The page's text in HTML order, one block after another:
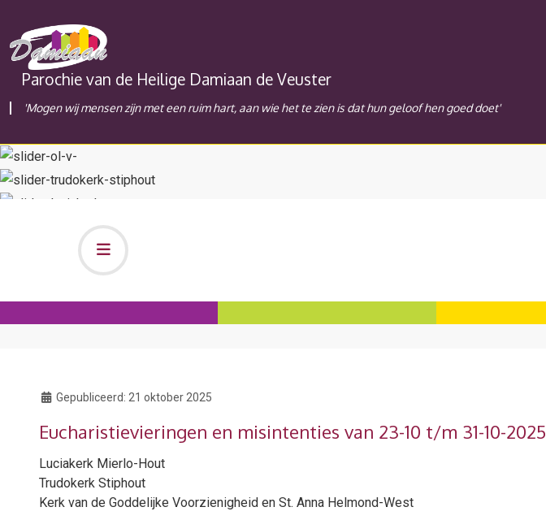
Parochie van de Heilige Damiaan de Veuster
'Mogen wij mensen zijn met een ruim hart, aan wie het te zien is dat hun geloof hen goed doet'
Gepubliceerd: 21 oktober 2025
Eucharistievieringen en misintenties van 23-10 t/m 31-10-2025
Luciakerk Mierlo-Hout
Trudokerk Stiphout
Kerk van de Goddelijke Voorzienigheid en St. Anna Helmond-West